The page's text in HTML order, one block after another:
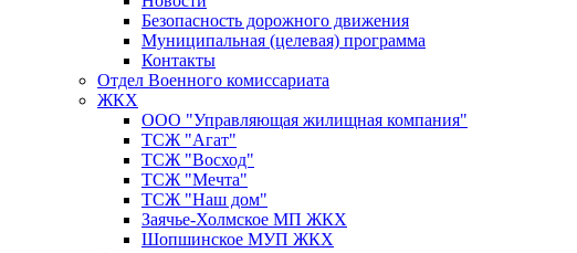
Безопасность дорожного движения
Муниципальная (целевая) программа
Контакты
Отдел Военного комиссариата
ЖКХ
ООО "Управляющая жилищная компания"
ТСЖ "Агат"
ТСЖ "Восход"
ТСЖ "Мечта"
ТСЖ "Наш дом"
Заячье-Холмское МП ЖКХ
Шопшинское МУП ЖКХ